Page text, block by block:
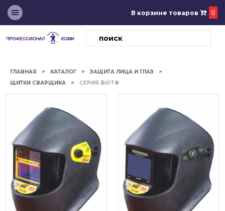
В корзине товаров 0
ГЛАВНАЯ КАТАЛОГ
ЗАЩИТА ЛИЦА И ГЛАЗ
ЩИТКИ СВАРЩИКА
СЕРИЯ BIOT®